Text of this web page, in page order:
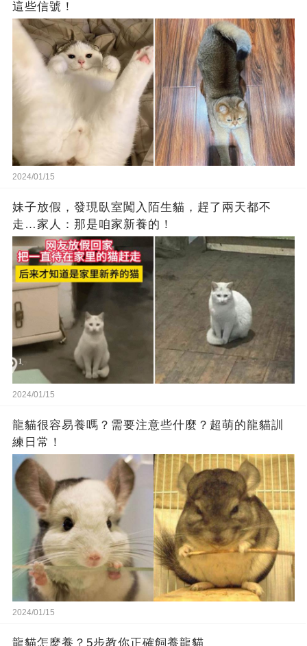
這些信號！
2024/01/15
妹子放假，發現臥室闖入陌生貓，趕了兩天都不
走…家人：那是咱家新養的！
2024/01/15
龍貓很容易養嗎？需要注意些什麼？超萌的龍貓訓
練日常！
2024/01/15
龍貓怎麼養？5步教你正確飼養龍貓